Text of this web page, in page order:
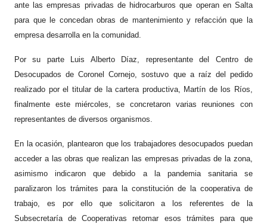
ante las empresas privadas de hidrocarburos que operan en Salta
para que le concedan obras de mantenimiento y refacción que la
empresa desarrolla en la comunidad.
Por su parte Luis Alberto Díaz, representante del Centro de
Desocupados de Coronel Cornejo, sostuvo que a raíz del pedido
realizado por el titular de la cartera productiva, Martín de los Ríos,
finalmente este miércoles, se concretaron varias reuniones con
representantes de diversos organismos.
En la ocasión, plantearon que los trabajadores desocupados puedan
acceder a las obras que realizan las empresas privadas de la zona,
asimismo indicaron que debido a la pandemia sanitaria se
paralizaron los trámites para la constitución de la cooperativa de
trabajo, es por ello que solicitaron a los referentes de la
Subsecretaría de Cooperativas retomar esos trámites para que